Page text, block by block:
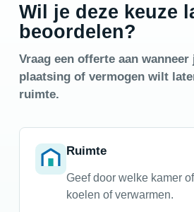
Wil je deze keuze
beoordelen?
Vraag een offerte aan
plaatsing of vermogen wilt
ruimte.
Ruimte
Geef door welke kamer
koelen of verwarmen.